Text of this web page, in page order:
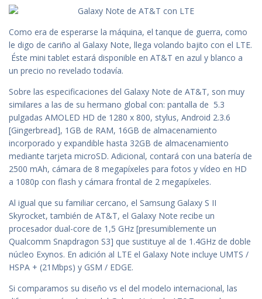
Como era de esperarse la máquina, el tanque de guerra, como
le digo de cariño al Galaxy Note, llega volando bajito con el LTE.
Éste mini tablet estará disponible en AT&T en azul y blanco a
un precio no revelado todavía.
Sobre las especificaciones del Galaxy Note de AT&T, son muy
similares a las de su hermano global con: pantalla de 5.3
pulgadas AMOLED HD de 1280 x 800, stylus, Android 2.3.6
[Gingerbread], 1GB de RAM, 16GB de almacenamiento
incorporado y expandible hasta 32GB de almacenamiento
mediante tarjeta microSD. Adicional, contará con una batería de
2500 mAh, cámara de 8 megapíxeles para fotos y vídeo en HD
a 1080p con flash y cámara frontal de 2 megapíxeles.
Al igual que su familiar cercano, el Samsung Galaxy S II
Skyrocket, también de AT&T, el Galaxy Note recibe un
procesador dual-core de 1,5 GHz [presumiblemente un
Qualcomm Snapdragon S3] que sustituye al de 1.4GHz de doble
núcleo Exynos. En adición al LTE el Galaxy Note incluye UMTS /
HSPA + (21Mbps) y GSM / EDGE.
Si comparamos su diseño vs el del modelo internacional, las